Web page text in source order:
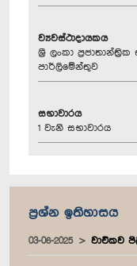
ව්‍යවස්ථාදායකය
ශ්‍රී ලංකා
පාර්ලිමේන්තුව
සභාවාරය
1 වැනි සභාවාරය
ප්‍රශ්න ඉතිහාසය
03-06-2025 වාචිකව